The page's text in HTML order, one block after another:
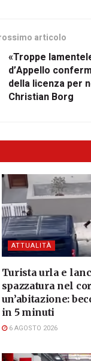
articolo
«Troppe
d’Appello
della licenza per
Christian Borg
ATTUALITÀ
Turista urla e
spazzatura nel
un’abitazione:
in 5 minuti
6 AGOSTO 2026